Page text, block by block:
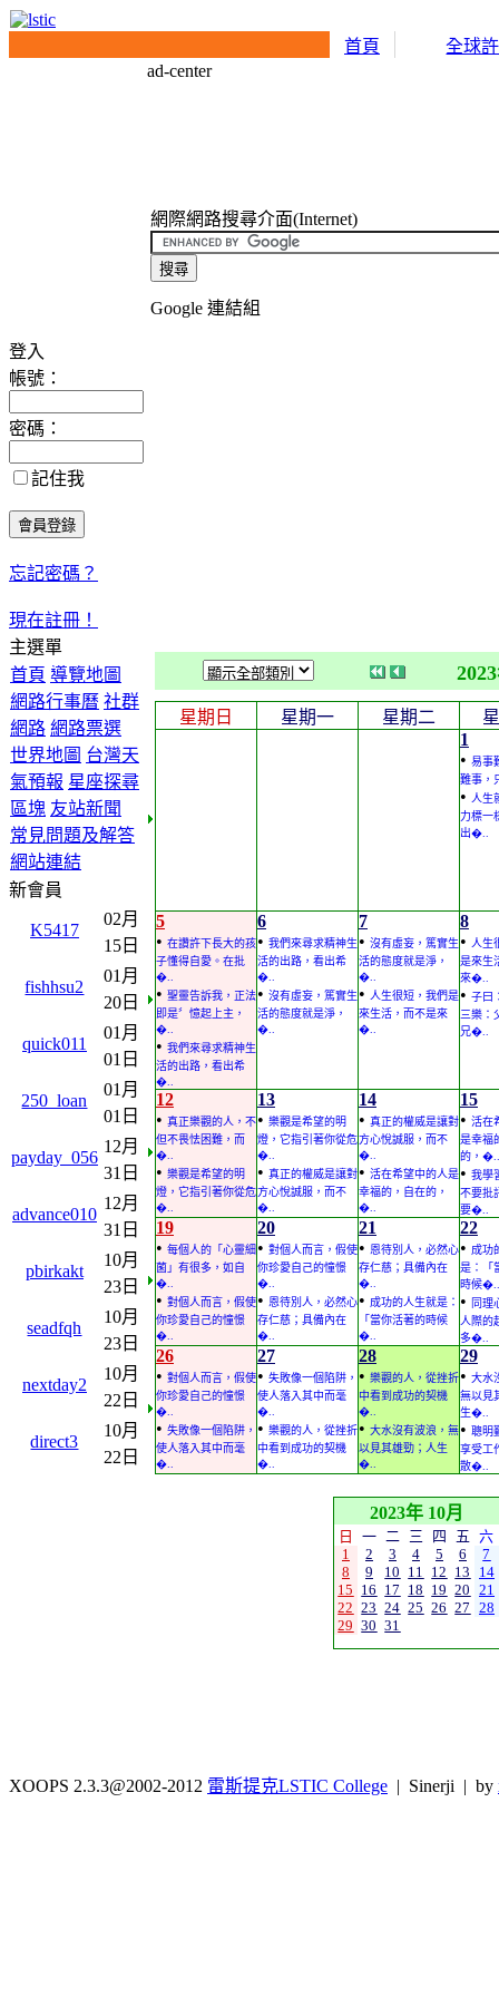
首頁 全球
登入
帳號：
密碼：
記住我
忘記密碼？
現在註冊！
主選單
首頁 導覽地圖
網路行事曆 社群
網路 網路票選
世界地圖 台灣天
氣預報 星座探尋
區塊 友站新聞
常見問題及解答
網站連結
新會員
K5417
02月
15日
fishhsu2
01月
20日
quick011
01月
01日
250_loan
01月
01日
payday_056
12月
31日
advance010
12月
31日
pbirkakt
10月
23日
seadfqh
10月
23日
nextday2
10月
22日
direct3
10月
22日
ad-center
網際網路搜尋介面(Internet)
Google 連結組
星期日 星期一 星期二
1
• 易事
難事，
• 人生
力標一
出�..
5
• 在讚許下長大的孩
子懂得自愛。在批
�..
• 聖靈告訴我，正法
即是〞憶起上主，
�..
• 我們來尋求精神生
活的出路，看出希
�..
6
• 我們來尋求精神生
活的出路，看出希
�..
• 沒有虛妄，篤實生
活的態度就是淨，
�..
7
• 沒有虛妄，篤實生
活的態度就是淨，
�..
• 人生很短，我們是
來生活，而不是來
�..
8
• 人生
是來生
來�..
• 子曰
三樂：
兄�..
12
• 真正樂觀的人，不
但不畏怯困難，而
�..
• 樂觀是希望的明
燈，它指引著你從危
�..
13
• 樂觀是希望的明
燈，它指引著你從危
�..
• 真正的權威是讓對
方心悅誠服，而不
�..
14
• 真正的權威是讓對
方心悅誠服，而不
�..
• 活在希望中的人是
幸福的，自在的，
�..
15
• 活在
是幸福
的，�..
• 我學
不要批
要�..
19
• 每個人的「心靈細
菌」有很多，如自
�..
• 對個人而言，假使
你珍愛自己的憧憬
�..
20
• 對個人而言，假使
你珍愛自己的憧憬
�..
• 恩待別人，必然心
存仁慈；具備內在
�..
21
• 恩待別人，必然心
存仁慈；具備內在
�..
• 成功的人生就是：
「當你活著的時候
�..
22
• 成功
是：「
時候�..
•
同理
人際的
多�..
26
• 對個人而言，假使
你珍愛自己的憧憬
�..
• 失敗像一個陷阱，
使人落入其中而毫
�..
27
• 失敗像一個陷阱，
使人落入其中而毫
�..
• 樂觀的人，從挫折
中看到成功的契機
�..
28
• 樂觀的人，從挫折
中看到成功的契機
�..
• 大水沒有波浪，無
以見其雄勁；人生
�..
29
• 大水
無以見
生�..
• 聰明
享受工
散�..
2023年 10月
日 一 二 三 四 五
六
1
2 3 4 5 6
7
8
9 10 11 12 13
14
15 16 17 18 19 20 21
22 23 24 25 26 27 28
29 30 31
XOOPS 2.3.3@2002-2012 雷斯提克LSTIC College | Sinerji | by